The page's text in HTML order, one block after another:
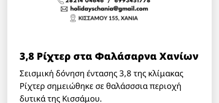
3,8 Ρίχτερ στα Φαλάσαρνα Χανίων
Σεισμική δόνηση έντασης 3,8 της κλίμακας
Ρίχτερ σημειώθηκε σε θαλάσσσια περιοχή
δυτικά της Κισσάμου.